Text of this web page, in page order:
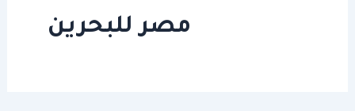
مصر للبحرين